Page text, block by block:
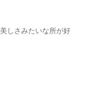
しさみたいな所が好